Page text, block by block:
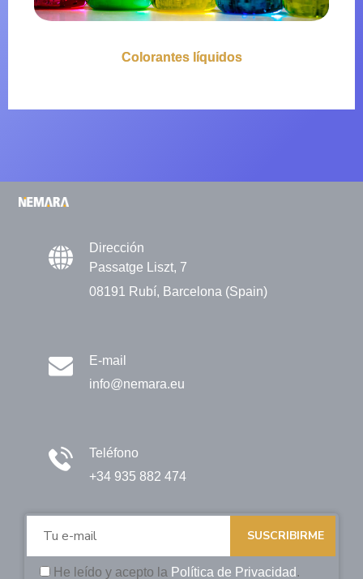
Colorantes líquidos
Dirección
Passatge Liszt, 7
08191 Rubí, Barcelona (Spain)
E-mail
info@nemara.eu
Teléfono
+34 935 882 474
SUSCRIBIRME
He leído y acepto la Política de Privacidad.